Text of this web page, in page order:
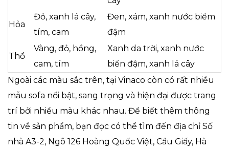
Hỏa
Đỏ, xanh lá cây,
tím, cam
Đen, xám, xanh nước biểm
đậm
Thổ
Vàng, đỏ, hồng,
cam, tím
Xanh da trời, xanh nước
biển đậm, xanh lá cây
Ngoài các màu sắc trên, tại Vinaco còn có rất nhiều
mẫu sofa nổi bật, sang trọng và hiện đại được trang
trí bởi nhiều màu khác nhau. Để biết thêm thông
tin về sản phẩm, bạn đọc có thể tìm đến địa chỉ Số
nhà A3-2, Ngõ 126 Hoàng Quốc Việt, Cầu Giấy, Hà